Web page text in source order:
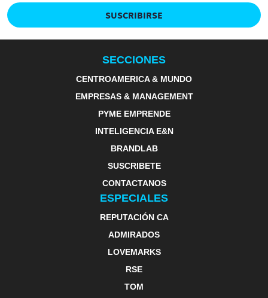
SUSCRIBIRSE
SECCIONES
CENTROAMERICA & MUNDO
EMPRESAS & MANAGEMENT
PYME EMPRENDE
INTELIGENCIA E&N
BRANDLAB
SUSCRIBETE
CONTACTANOS
ESPECIALES
REPUTACIÓN CA
ADMIRADOS
LOVEMARKS
RSE
TOM